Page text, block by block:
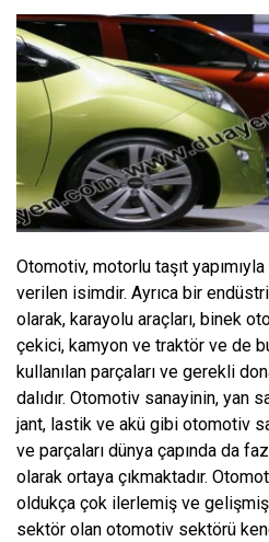
Otomotiv, motorlu taşıt
verilen isimdir. Ayrıca bir
olarak, karayolu araçları, binek
çekici, kamyon ve traktör ve de
kullanılan parçaları ve gerekli
dalıdır. Otomotiv sanayinin, yan
jant, lastik ve akü gibi otomotiv
ve parçaları dünya çapında da
olarak ortaya çıkmaktadır.
oldukça çok ilerlemiş ve
sektör olan otomotiv sektörü